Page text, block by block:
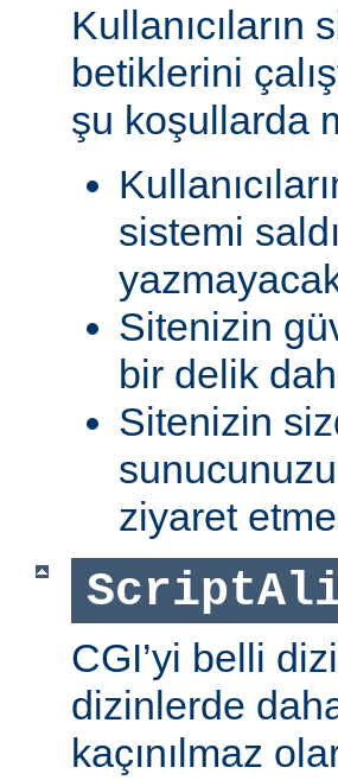
betiklerini
şu koşullarda
sistemi
Sitenizin
bir delik
Sitenizin
ziyaret
CGI’yi belli
dizinlerde
kaçınılmaz